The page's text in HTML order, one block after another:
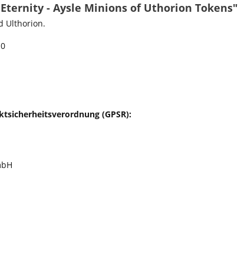
- Aysle Minions of Uthorion Tokens"
Ulthorion.
(GPSR):